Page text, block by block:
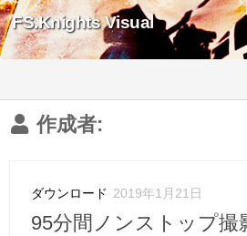
Skip to content
FS.Knights Visual
作成者:
ダウンロード 2019年1月21日
95分間ノンストップ撮